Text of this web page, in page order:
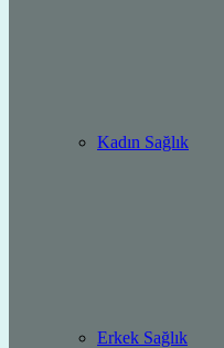
Kadın Sağlık
Erkek Sağlık